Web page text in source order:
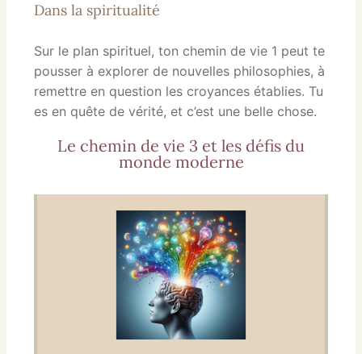
Dans la spiritualité
Sur le plan spirituel, ton chemin de vie 1 peut te
pousser à explorer de nouvelles philosophies, à
remettre en question les croyances établies. Tu
es en quête de vérité, et c’est une belle chose.
Le chemin de vie 3 et les défis du
monde moderne